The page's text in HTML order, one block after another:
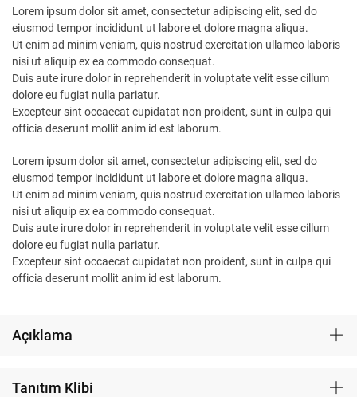
Lorem ipsum dolor sit amet, consectetur adipiscing elit, sed do
eiusmod tempor incididunt ut labore et dolore magna aliqua.
Ut enim ad minim veniam, quis nostrud exercitation ullamco laboris
nisi ut aliquip ex ea commodo consequat.
Duis aute irure dolor in reprehenderit in voluptate velit esse cillum
dolore eu fugiat nulla pariatur.
Excepteur sint occaecat cupidatat non proident, sunt in culpa qui
officia deserunt mollit anim id est laborum.
Lorem ipsum dolor sit amet, consectetur adipiscing elit, sed do
eiusmod tempor incididunt ut labore et dolore magna aliqua.
Ut enim ad minim veniam, quis nostrud exercitation ullamco laboris
nisi ut aliquip ex ea commodo consequat.
Duis aute irure dolor in reprehenderit in voluptate velit esse cillum
dolore eu fugiat nulla pariatur.
Excepteur sint occaecat cupidatat non proident, sunt in culpa qui
officia deserunt mollit anim id est laborum.
Açıklama
Tanıtım Klibi